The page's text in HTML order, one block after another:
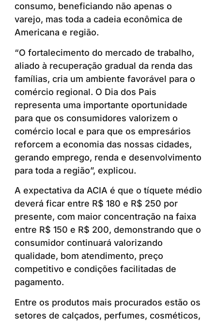
consumo, beneficiando não apenas o
varejo, mas toda a cadeia econômica de
Americana e região.
“O fortalecimento do mercado de trabalho,
aliado à recuperação gradual da renda das
famílias, cria um ambiente favorável para o
comércio regional. O Dia dos Pais
representa uma importante oportunidade
para que os consumidores valorizem o
comércio local e para que os empresários
reforcem a economia das nossas cidades,
gerando emprego, renda e desenvolvimento
para toda a região”, explicou.
A expectativa da ACIA é que o tíquete médio
deverá ficar entre R$ 180 e R$ 250 por
presente, com maior concentração na faixa
entre R$ 150 e R$ 200, demonstrando que o
consumidor continuará valorizando
qualidade, bom atendimento, preço
competitivo e condições facilitadas de
pagamento.
Entre os produtos mais procurados estão os
setores de calçados, perfumes, cosméticos,